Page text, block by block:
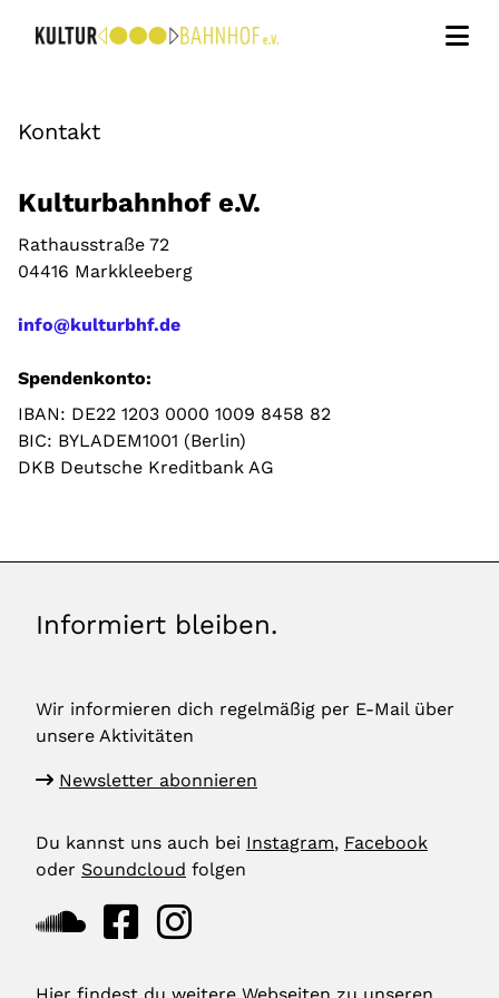
Bildungsprojekte
Über uns
Kontakt
Newsletter
Kontakt
Kulturbahnhof e.V.
Rathausstraße 72
04416 Markkleeberg
info@kulturbhf.de
Spendenkonto:
IBAN: DE22 1203 0000 1009 8458 82
BIC: BYLADEM1001 (Berlin)
DKB Deutsche Kreditbank AG
Informiert bleiben.
Wir informieren dich regelmäßig per E-Mail über
unsere Aktivitäten
Newsletter abonnieren
Du kannst uns auch bei Instagram, Facebook
oder Soundcloud folgen